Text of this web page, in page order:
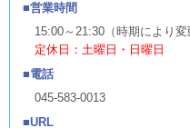
営業時間
15:00～21:30（時期により変
定休日：土曜日・日曜日
電話
045-583-0013
URL